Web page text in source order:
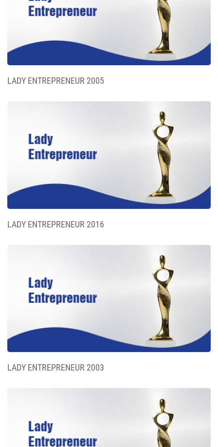
LADY ENTREPRENEUR 2005
LADY ENTREPRENEUR 2016
LADY ENTREPRENEUR 2003